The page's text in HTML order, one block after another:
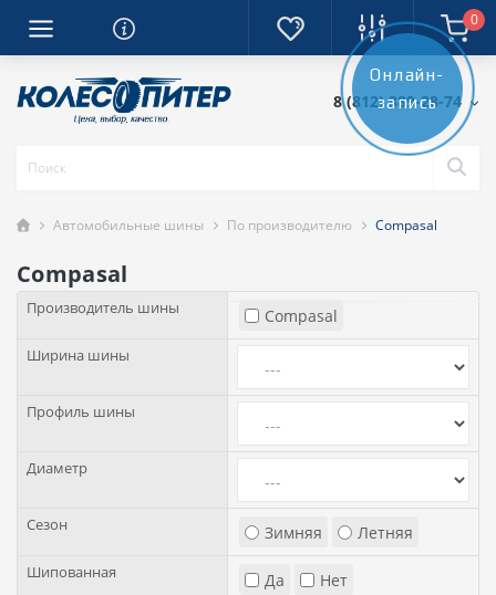
0
8 (812) 389-28-74
Автомобильные шины По производителю Compasal
Compasal
Производитель шины Compasal
Ширина шины
Профиль шины
Диаметр
Сезон Зимняя Летняя
Шипованная Да Нет
Онлайн-
запись